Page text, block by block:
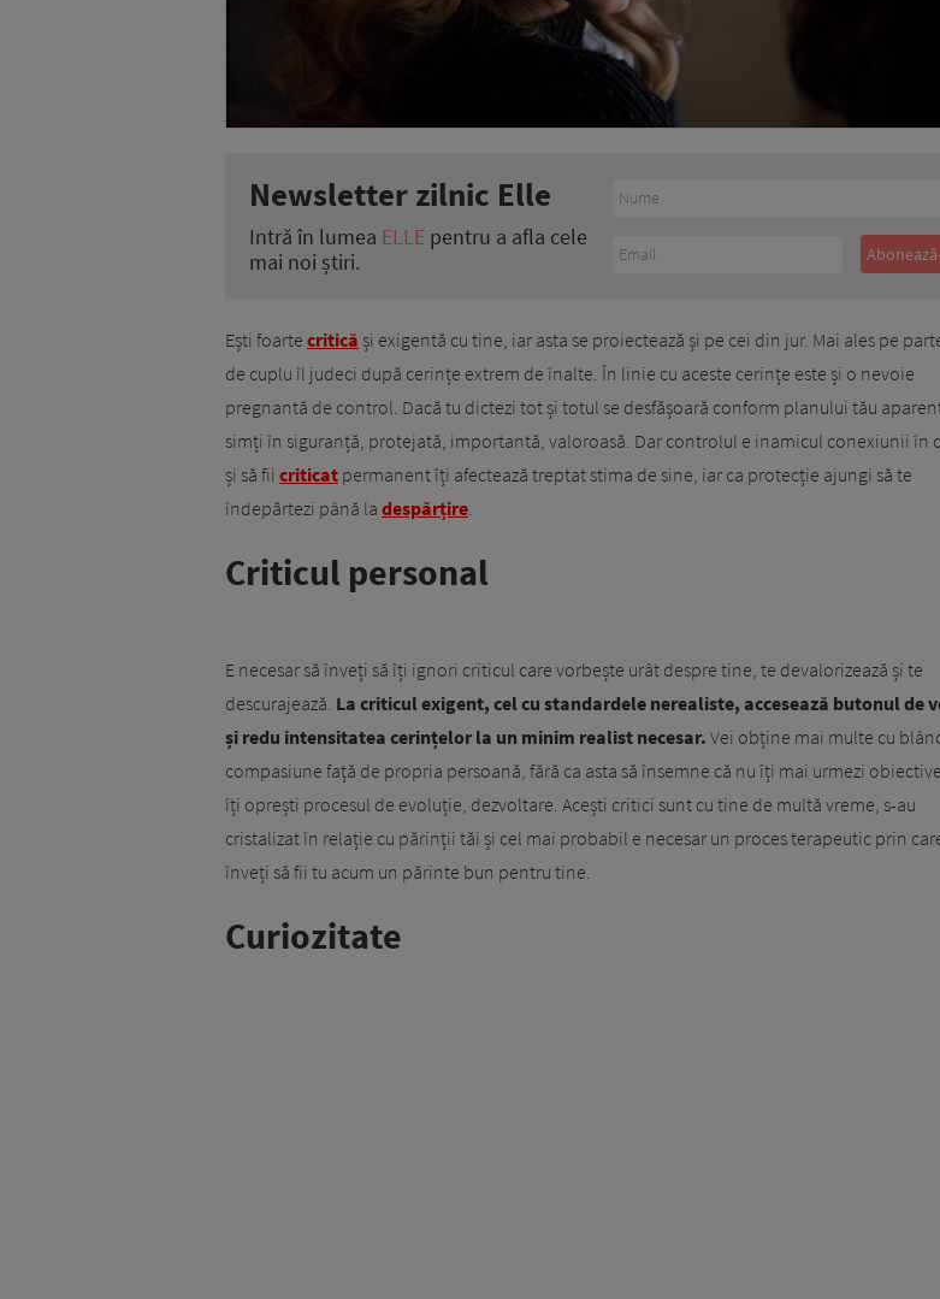
Newsletter zilnic Elle
Intră în lumea ELLE pentru a afla cele
mai noi știri.
Ești foarte critică și exigentă cu tine, iar asta se proiectează și pe cei din jur. Mai ales pe
de cuplu îl judeci după cerințe extrem de înalte. În linie cu aceste cerințe este și o nevoie
pregnantă de control. Dacă tu dictezi tot și totul se desfășoară conform planului tău
simți în siguranță, protejată, importantă, valoroasă. Dar controlul e inamicul conexiunii în
și să fii criticat permanent îți afectează treptat stima de sine, iar ca protecție ajungi să te
îndepărtezi până la despărțire.
Criticul personal
E necesar să înveți să îți ignori criticul care vorbește urât despre tine, te devalorizează și te
descurajează. La criticul exigent, cel cu standardele nerealiste, accesează butonul de
și redu intensitatea cerințelor la un minim realist necesar. Vei obține mai multe cu
compasiune față de propria persoană, fără ca asta să însemne că nu îți mai urmezi
îți oprești procesul de evoluție, dezvoltare. Acești critici sunt cu tine de multă vreme, s-au
cristalizat în relație cu părinții tăi și cel mai probabil e necesar un proces terapeutic prin
înveți să fii tu acum un părinte bun pentru tine.
Curiozitate